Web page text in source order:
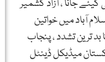
کیئے جانا ، آزاد کشمیر
آباد میں خواتین
ترین تشدد ، پنجاب
میڈیکل ڈینٹل